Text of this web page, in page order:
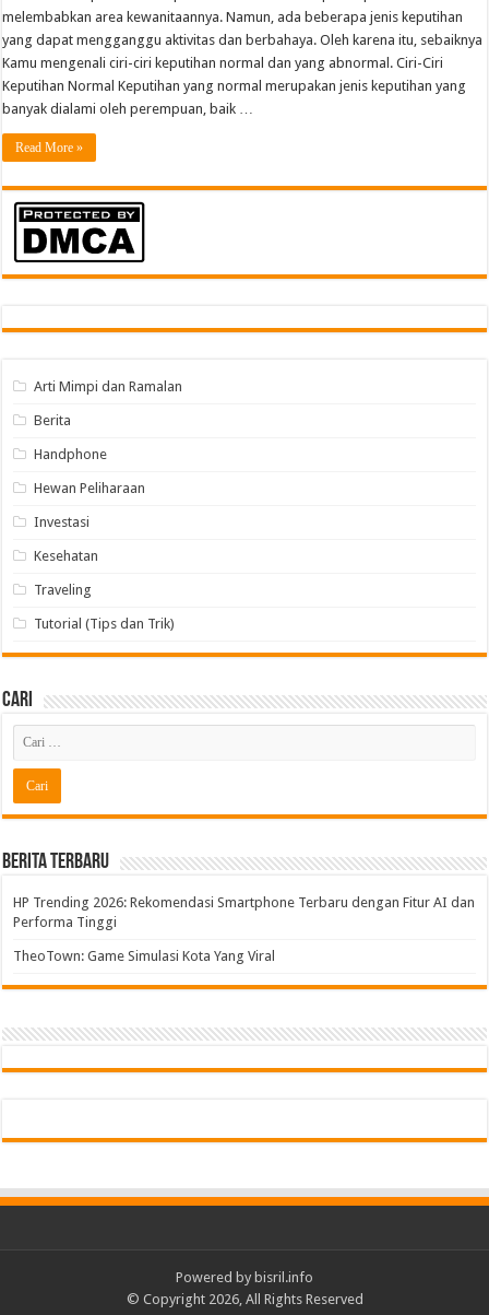
melembabkan area kewanitaannya. Namun, ada beberapa jenis keputihan
yang dapat mengganggu aktivitas dan berbahaya. Oleh karena itu, sebaiknya
Kamu mengenali ciri-ciri keputihan normal dan yang abnormal. Ciri-Ciri
Keputihan Normal Keputihan yang normal merupakan jenis keputihan yang
banyak dialami oleh perempuan, baik …
Read More »
Arti Mimpi dan Ramalan
Berita
Handphone
Hewan Peliharaan
Investasi
Kesehatan
Traveling
Tutorial (Tips dan Trik)
Cari
Berita Terbaru
HP Trending 2026: Rekomendasi Smartphone Terbaru dengan Fitur AI dan
Performa Tinggi
TheoTown: Game Simulasi Kota Yang Viral
Powered by bisril.info
© Copyright 2026, All Rights Reserved